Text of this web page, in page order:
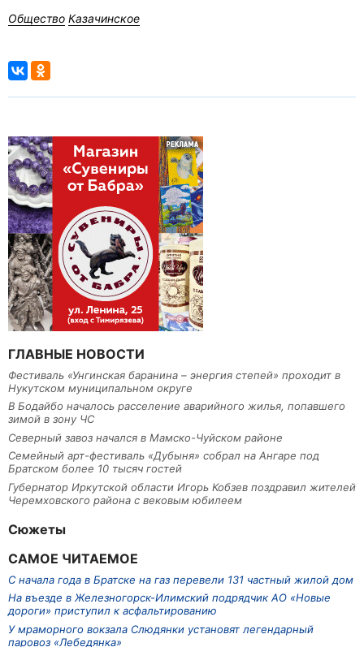
Общество Казачинское
ГЛАВНЫЕ НОВОСТИ
Фестиваль «Унгинская баранина – энергия степей» проходит в
Нукутском муниципальном округе
В Бодайбо началось расселение аварийного жилья, попавшего
зимой в зону ЧС
Северный завоз начался в Мамско-Чуйском районе
Семейный арт-фестиваль «Дубыня» собрал на Ангаре под
Братском более 10 тысяч гостей
Губернатор Иркутской области Игорь Кобзев поздравил жителей
Черемховского района с вековым юбилеем
Сюжеты
САМОЕ ЧИТАЕМОЕ
С начала года в Братске на газ перевели 131 частный жилой дом
На въезде в Железногорск-Илимский подрядчик АО «Новые
дороги» приступил к асфальтированию
У мраморного вокзала Слюдянки установят легендарный
паровоз «Лебедянка»